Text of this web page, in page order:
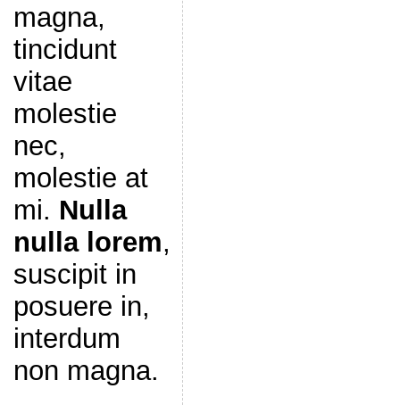
magna,
tincidunt
vitae
molestie
nec,
molestie at
mi. Nulla
nulla lorem,
suscipit in
posuere in,
interdum
non magna.